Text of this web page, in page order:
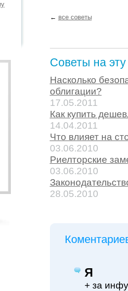
← все советы
Советы на
Насколько
облигации?
17.05.2011
Как купить
14.04.2011
Что влияет на
03.06.2010
Риелторские
03.06.2010
28.05.2010
Я
+ за